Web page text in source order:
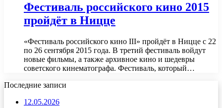
Фестиваль российского кино 2015
пройдёт в Ницце
«Фестиваль российского кино III» пройдёт в Ницце с 22
по 26 сентября 2015 года. В третий фестиваль войдут
новые фильмы, а также архивное кино и шедевры
советского кинематографа. Фестиваль, который…
Последние записи
12.05.2026